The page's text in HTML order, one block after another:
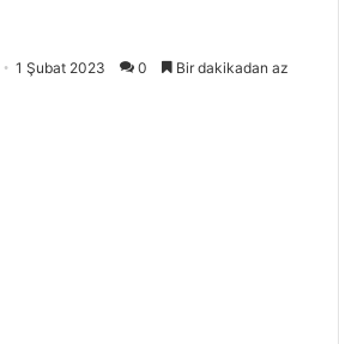
1 Şubat 2023 0 Bir dakikadan az